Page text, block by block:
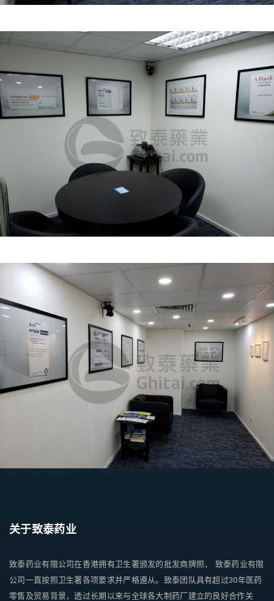
关于致泰药业
致泰药业有限公司在香港拥有卫生署颁发的批发商牌照， 致泰药业有限
公司一直按照卫生署各项要求并严格遵从。致泰团队具有超过30年医药
零售及贸易背景，透过长期以来与全球各大制药厂建立的良好合作关